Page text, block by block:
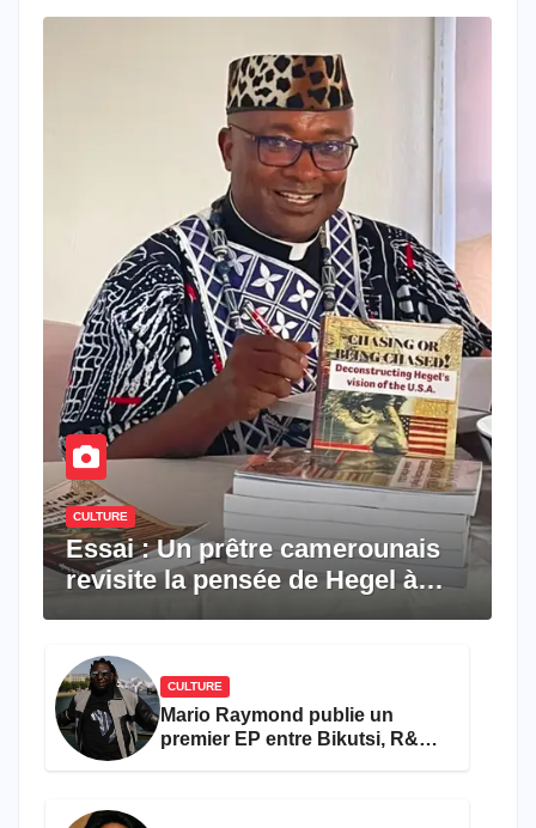
CULTURE
Essai : Un prêtre camerounais
revisite la pensée de Hegel à
CULTURE
Mario Raymond publie un
premier EP entre Bikutsi, R&B